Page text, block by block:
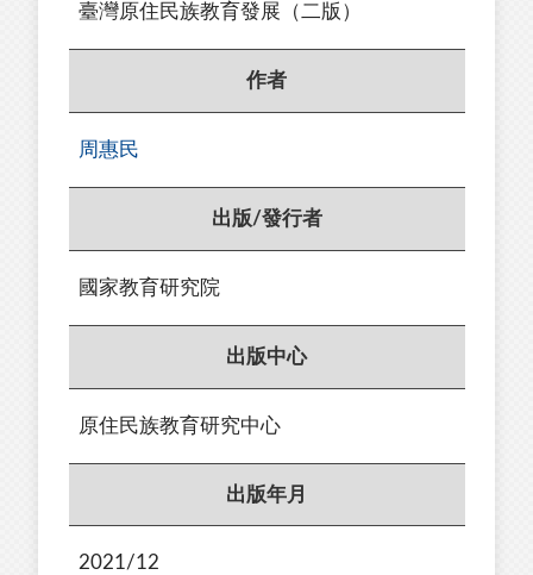
臺灣原住民族教育發展（二版）
作者
周惠民
出版/發行者
國家教育研究院
出版中心
原住民族教育研究中心
出版年月
2021/12